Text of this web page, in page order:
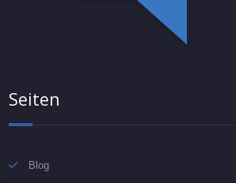
Seiten
Blog